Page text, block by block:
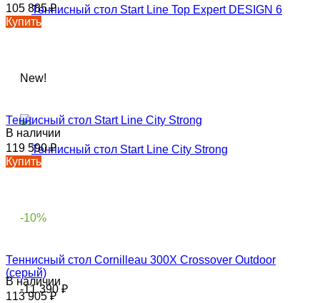
105 885₽
Купить
New!
Теннисный стол Start Line City Strong
В наличии
119 590₽
Купить
-10%
-11 390₽
Теннисный стол Cornilleau 300X Crossover Outdoor
(серый)
В наличии
113 905₽